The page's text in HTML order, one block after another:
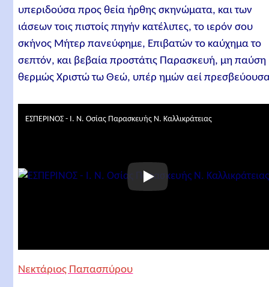
υπεριδούσα προς θεία ήρθης σκηνώματα, και των
ιάσεων τοις πιστοίς πηγήν κατέλιπες, το ιερόν σου
σκήνος Μήτερ πανεύφημε, Επιβατών το καύχημα το
σεπτόν, και βεβαία προστάτις Παρασκευή, μη παύση
θερμώς Χριστώ τω Θεώ, υπέρ ημών αεί
ΕΣΠΕΡΙΝΟΣ - Ι. Ν. Οσίας Παρασκευής Ν. Καλλικράτειας
Νεκτάριος Παπασπύρου